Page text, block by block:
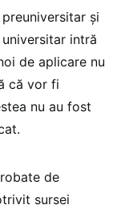
și
intră
de aplicare nu
că vor fi
nu au fost
de
sursei